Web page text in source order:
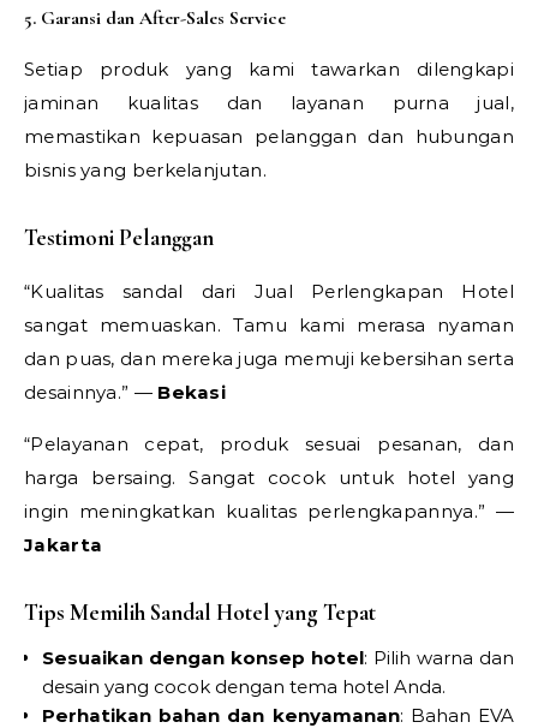
5. Garansi dan After-Sales Service
Setiap produk yang kami tawarkan dilengkapi
jaminan kualitas dan layanan purna jual,
memastikan kepuasan pelanggan dan hubungan
bisnis yang berkelanjutan.
Testimoni Pelanggan
“Kualitas sandal dari Jual Perlengkapan Hotel
sangat memuaskan. Tamu kami merasa nyaman
dan puas, dan mereka juga memuji kebersihan serta
desainnya.” — Bekasi
“Pelayanan cepat, produk sesuai pesanan, dan
harga bersaing. Sangat cocok untuk hotel yang
ingin meningkatkan kualitas perlengkapannya.” —
Jakarta
Tips Memilih Sandal Hotel yang Tepat
Sesuaikan dengan konsep hotel: Pilih warna dan
desain yang cocok dengan tema hotel Anda.
Perhatikan bahan dan kenyamanan: Bahan EVA